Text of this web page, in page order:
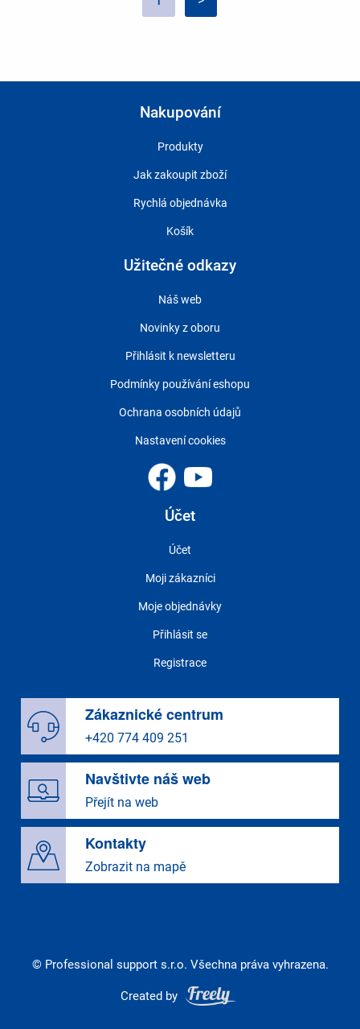
stránkastránka
Nakupování
Produkty
Jak zakoupit zboží
Rychlá objednávka
Košík
Užitečné odkazy
Náš web
Novinky z oboru
Přihlásit k newsletteru
Podmínky používání eshopu
Ochrana osobních údajů
Nastavení cookies
Účet
Účet
Moji zákazníci
Moje objednávky
Přihlásit se
Registrace
Zákaznické centrum
+420 774 409 251
Navštivte náš web
Přejít na web
Kontakty
Zobrazit na mapě
© Professional support s.r.o. Všechna práva vyhrazena.
Created by